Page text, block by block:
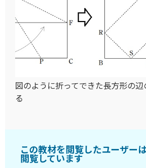
図のように折ってできた長方形の
る
この教材を閲覧したユーザー
閲覧しています